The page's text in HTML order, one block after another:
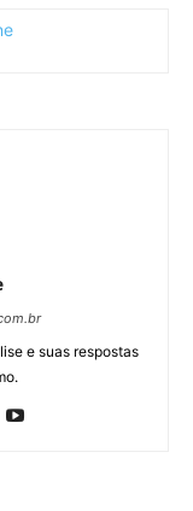
e suas respostas